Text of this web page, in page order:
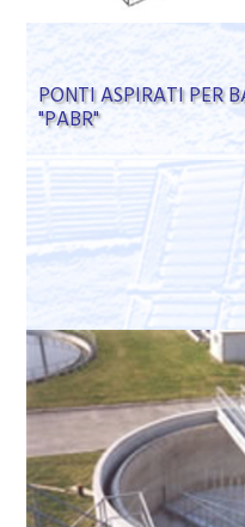
PONTI ASPIRATI PER
"PABR"